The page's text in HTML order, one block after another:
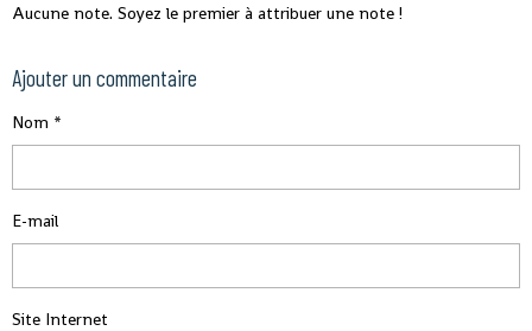
Aucune note. Soyez le premier à attribuer une note !
Ajouter un commentaire
Nom
E-mail
Site Internet